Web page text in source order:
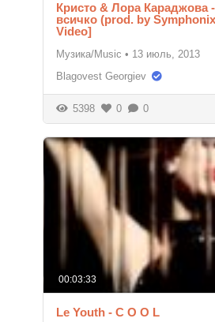
Кристо & Лора Караджова
всичко (prod. by
Video]
Музика/Music • 13 июль, 2013
Blagovest Georgiev
5398 0 0
00:03:33
Le Youth - C O O L